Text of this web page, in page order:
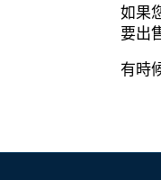
如果
要出
有時